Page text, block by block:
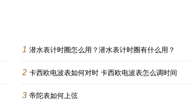
1 潜水表计时圈怎么用？潜水表计时圈有什么用？
2 卡西欧电波表如何对时 卡西欧电波表怎么调时间
3 帝陀表如何上弦